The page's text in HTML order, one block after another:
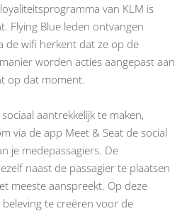
van KLM is
Flying Blue leden ontvangen
de wifi herkent dat ze op de
worden acties aangepast aan
op dat moment.
aantrekkelijk te maken,
via de app Meet & Seat de social
je medepassagiers. De
naast de passagier te plaatsen
meeste aanspreekt. Op deze
te creëren voor de